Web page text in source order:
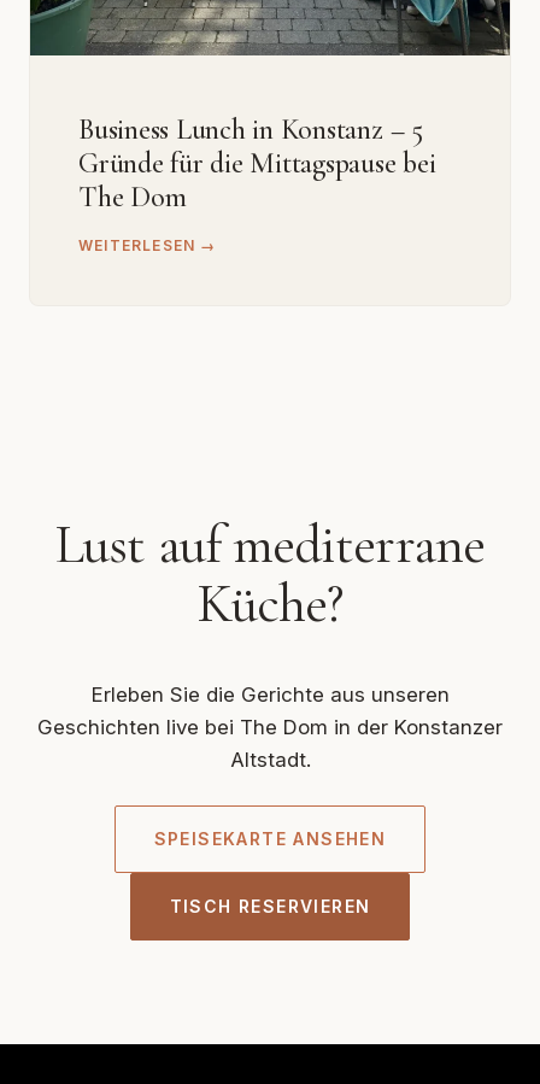
Business Lunch in Konstanz – 5
Gründe für die Mittagspause bei
The Dom
WEITERLESEN →
Lust auf mediterrane
Küche?
Erleben Sie die Gerichte aus unseren
Geschichten live bei The Dom in der Konstanzer
Altstadt.
SPEISEKARTE ANSEHEN
TISCH RESERVIEREN